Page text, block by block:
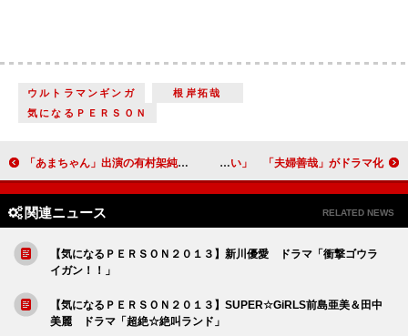
ウルトラマンギンガ
根岸拓哉
気になるＰＥＲＳＯＮ
「あまちゃん」出演の有村架純が心境を語る 「小泉さんの足を引っ張っちゃいけない」 尾野真千子、「未來くんに『私を好きか？』って聞きたい」 「夫婦善哉」がドラマ化
関連ニュース RELATED NEWS
【気になるＰＥＲＳＯＮ２０１３】新川優愛 ドラマ「衝撃ゴウラ
イガン！！」
【気になるＰＥＲＳＯＮ２０１３】SUPER☆GiRLS前島亜美＆田中
美麗 ドラマ「超絶☆絶叫ランド」